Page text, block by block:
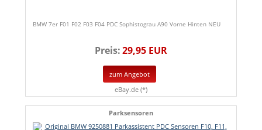
BMW 7er F01 F02 F03 F04 PDC Sophistograu A90 Vorne Hinten NEU
Preis:29,95 EUR
zum Angebot
eBay.de (*)
Parksensoren